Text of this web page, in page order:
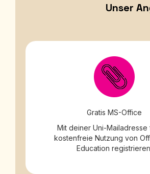
Unser
Gratis MS-Office
Mit deiner Uni-Mailadresse
kostenfreie Nutzung von
Education